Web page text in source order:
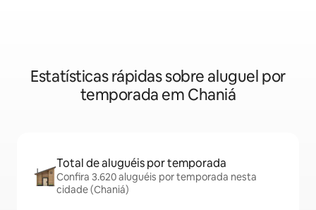
Estatísticas rápidas sobre aluguel por
temporada em Chaniá
Total de aluguéis por temporada
Confira 3.620 aluguéis por temporada nesta
cidade (Chaniá)